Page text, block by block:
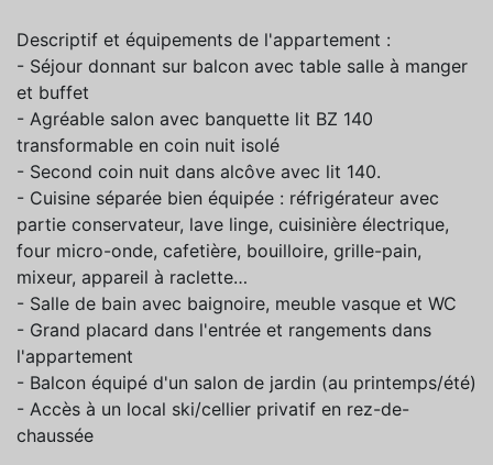
Descriptif et équipements de l'appartement :
- Séjour donnant sur balcon avec table salle à manger
et buffet
- Agréable salon avec banquette lit BZ 140
transformable en coin nuit isolé
- Second coin nuit dans alcôve avec lit 140.
- Cuisine séparée bien équipée : réfrigérateur avec
partie conservateur, lave linge, cuisinière électrique,
four micro-onde, cafetière, bouilloire, grille-pain,
mixeur, appareil à raclette…
- Salle de bain avec baignoire, meuble vasque et WC
- Grand placard dans l'entrée et rangements dans
l'appartement
- Balcon équipé d'un salon de jardin (au printemps/été)
- Accès à un local ski/cellier privatif en rez-de-
chaussée